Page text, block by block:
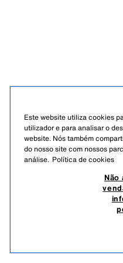
Este website utiliza cookies
utilizador e para analisar o
website. Nós também
do nosso site com nossos
análise. Política de cookies
Não